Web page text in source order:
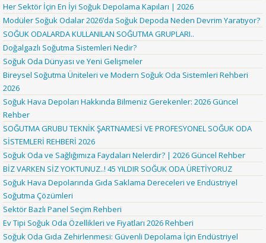
Her Sektör İçin En İyi Soğuk Depolama Kapıları | 2026
Modüler Soğuk Odalar 2026’da Soğuk Depoda Neden Devrim Yaratıyor?
SOĞUK ODALARDA KULLANILAN SOĞUTMA GRUPLARI..
Doğalgazlı Soğutma Sistemleri Nedir?
Soğuk Oda Dünyası ve Yeni Gelişmeler
Bireysel Soğutma Üniteleri ve Modern Soğuk Oda Sistemleri Rehberi
2026
Soğuk Hava Depoları Hakkında Bilmeniz Gerekenler: 2026 Güncel
Rehber
SOĞUTMA GRUBU TEKNİK ŞARTNAMESİ VE PROFESYONEL SOĞUK ODA
SİSTEMLERİ REHBERİ 2026
Soğuk Oda ve Sağlığımıza Faydaları Nelerdir? | 2026 Güncel Rehber
BİZ VARKEN SİZ YOKTUNUZ..! 45 YILDIR SOĞUK ODA ÜRETİYORUZ
Soğuk Hava Depolarında Gıda Saklama Dereceleri ve Endüstriyel
Soğutma Çözümleri
Sektör Bazlı Panel Seçim Rehberi
Ev Tipi Soğuk Oda Özellikleri ve Fiyatları 2026 Rehberi
Soğuk Oda Gıda Zehirlenmesi: Güvenli Depolama İçin Endüstriyel